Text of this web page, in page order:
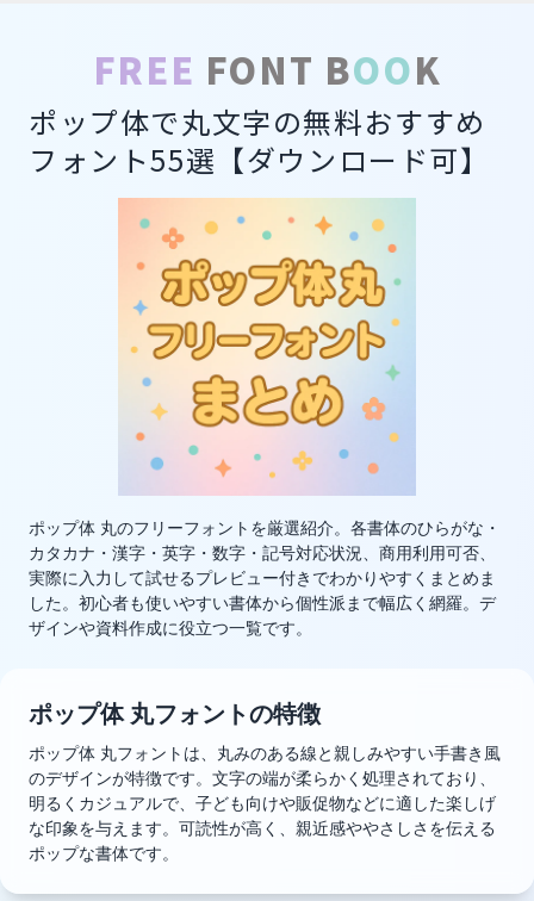
FREE FONT BOOK
ポップ体で丸文字の無料おすすめ
フォント55選【ダウンロード可】
ポップ体 丸のフリーフォントを厳選紹介。各書体のひらがな・
カタカナ・漢字・英字・数字・記号対応状況、商用利用可否、
実際に入力して試せるプレビュー付きでわかりやすくまとめま
した。初心者も使いやすい書体から個性派まで幅広く網羅。デ
ザインや資料作成に役立つ一覧です。
ポップ体 丸フォントの特徴
ポップ体 丸フォントは、丸みのある線と親しみやすい手書き風
のデザインが特徴です。文字の端が柔らかく処理されており、
明るくカジュアルで、子ども向けや販促物などに適した楽しげ
な印象を与えます。可読性が高く、親近感ややさしさを伝える
ポップな書体です。